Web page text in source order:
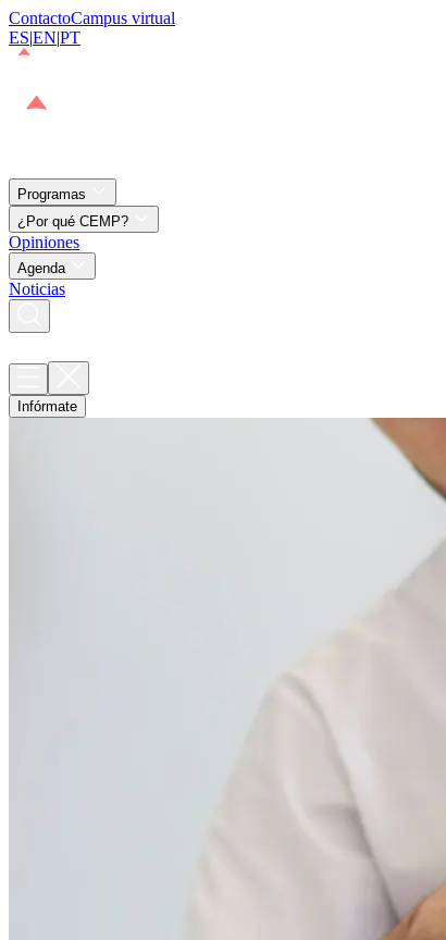
ContactoCampus virtual
ES|EN|PT
Programas
¿Por qué CEMP?
Opiniones
Agenda
Noticias
Infórmate